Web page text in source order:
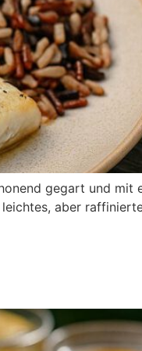
gegart und mit
aber